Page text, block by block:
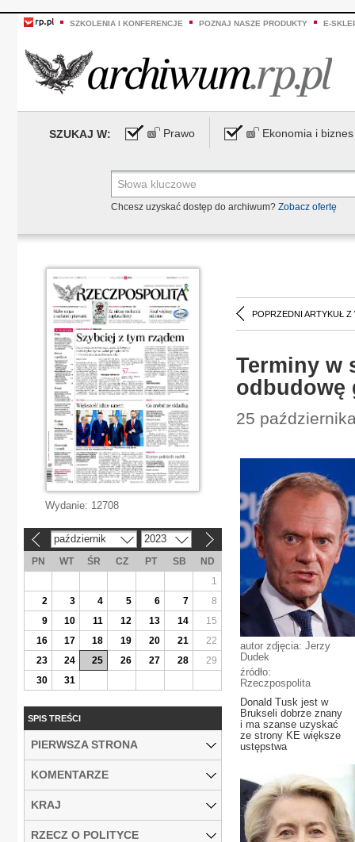
SZKOLENIA I KONFERENCJE POZNAJ NASZE PRODUKTY E-
SZUKAJ W: Prawo Ekonomia i biznes
Chcesz uzyskać dostęp do archiwum? Zobacz ofertę
POPRZEDNI ARTYKUŁ Z
Terminy w
odbudowę
25
autor zdjęcia: Jerzy
Dudek
źródło:
Rzeczpospolita
Donald Tusk jest w
Brukseli dobrze znany
i ma szanse uzyskać
ze strony KE większe
ustępstwa
Wydanie: 12708
październik 2023
PN WT ŚR CZ PT SB
ND
1
2
3 4 5 6 7
8
9
10 11 12 13 14
15
16
17 18 19 20 21
22
23
24 25 26 27 28
29
30
31
SPIS TREŚCI
PIERWSZA STRONA
KOMENTARZE
KRAJ
RZECZ O POLITYCE